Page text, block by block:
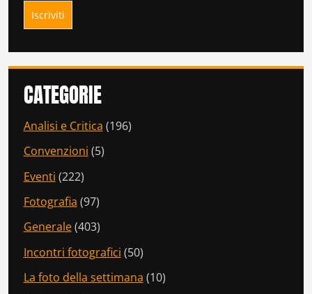
CATEGORIE
Analisi e Critica (196)
Convenzioni (5)
Eventi (222)
Fotografia (97)
Generale(403)
Incontri fotografici (50)
La foto della settimana (10)